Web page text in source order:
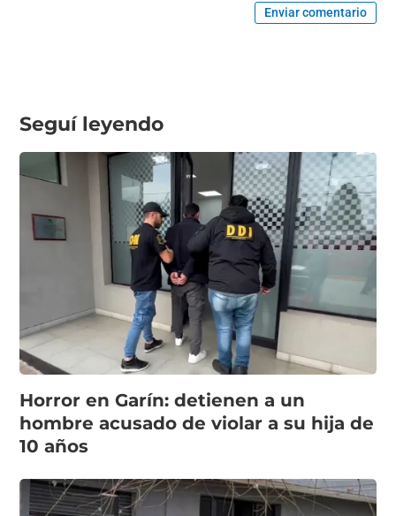
Enviar comentario
Seguí leyendo
Horror en Garín: detienen a un
hombre acusado de violar a su hija de
10 años